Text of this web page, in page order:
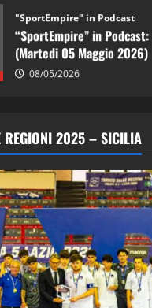
“SportEmpire” in Podcast:
(Martedi 05 Maggio 2026)
“SportEmpire” in Podcast:
(Martedi 28 Aprile 2026)
"SportEmpire" in Podcast
“SportEmpire” in
(Martedi 21 Aprile 2026)
21/04/2026
REGIONI 2025 – SICILIA